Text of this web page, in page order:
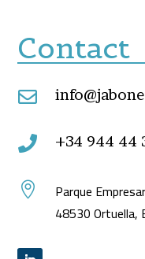
Contact

 +34 944 44

Parque
48530 Ortuella,